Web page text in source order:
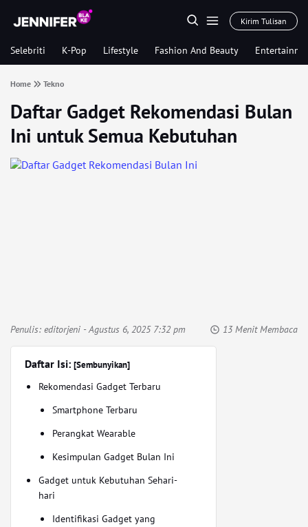
Kirim Tulisan
Selebriti K-Pop Lifestyle Fashion And Beauty
Home Tekno
Daftar Gadget Rekomendasi Bulan
Ini untuk Semua Kebutuhan
Penulis: editorjeni - Agustus 6, 2025 7:32 pm 13 Menit Membaca
Daftar Isi: [Sembunyikan]
Rekomendasi Gadget Terbaru
Smartphone Terbaru
Perangkat Wearable
Kesimpulan Gadget Bulan Ini
Gadget untuk Kebutuhan Sehari-
hari
Identifikasi Gadget yang